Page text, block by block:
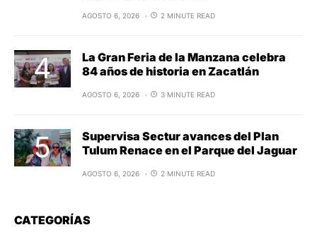
AGOSTO 6, 2026 2 MINUTE READ
La Gran Feria de la Manzana celebra
84 años de historia en Zacatlán
AGOSTO 6, 2026 3 MINUTE READ
Supervisa Sectur avances del Plan
Tulum Renace en el Parque del Jaguar
AGOSTO 6, 2026 2 MINUTE READ
CATEGORÍAS